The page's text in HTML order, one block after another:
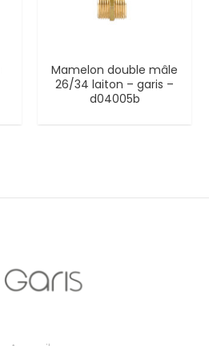
Mamelon double mâle
26/34 laiton – garis –
d04005b